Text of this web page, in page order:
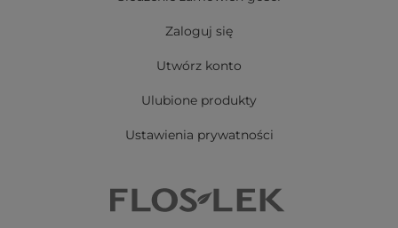
Zaloguj się
Utwórz konto
Ulubione produkty
Ustawienia prywatności